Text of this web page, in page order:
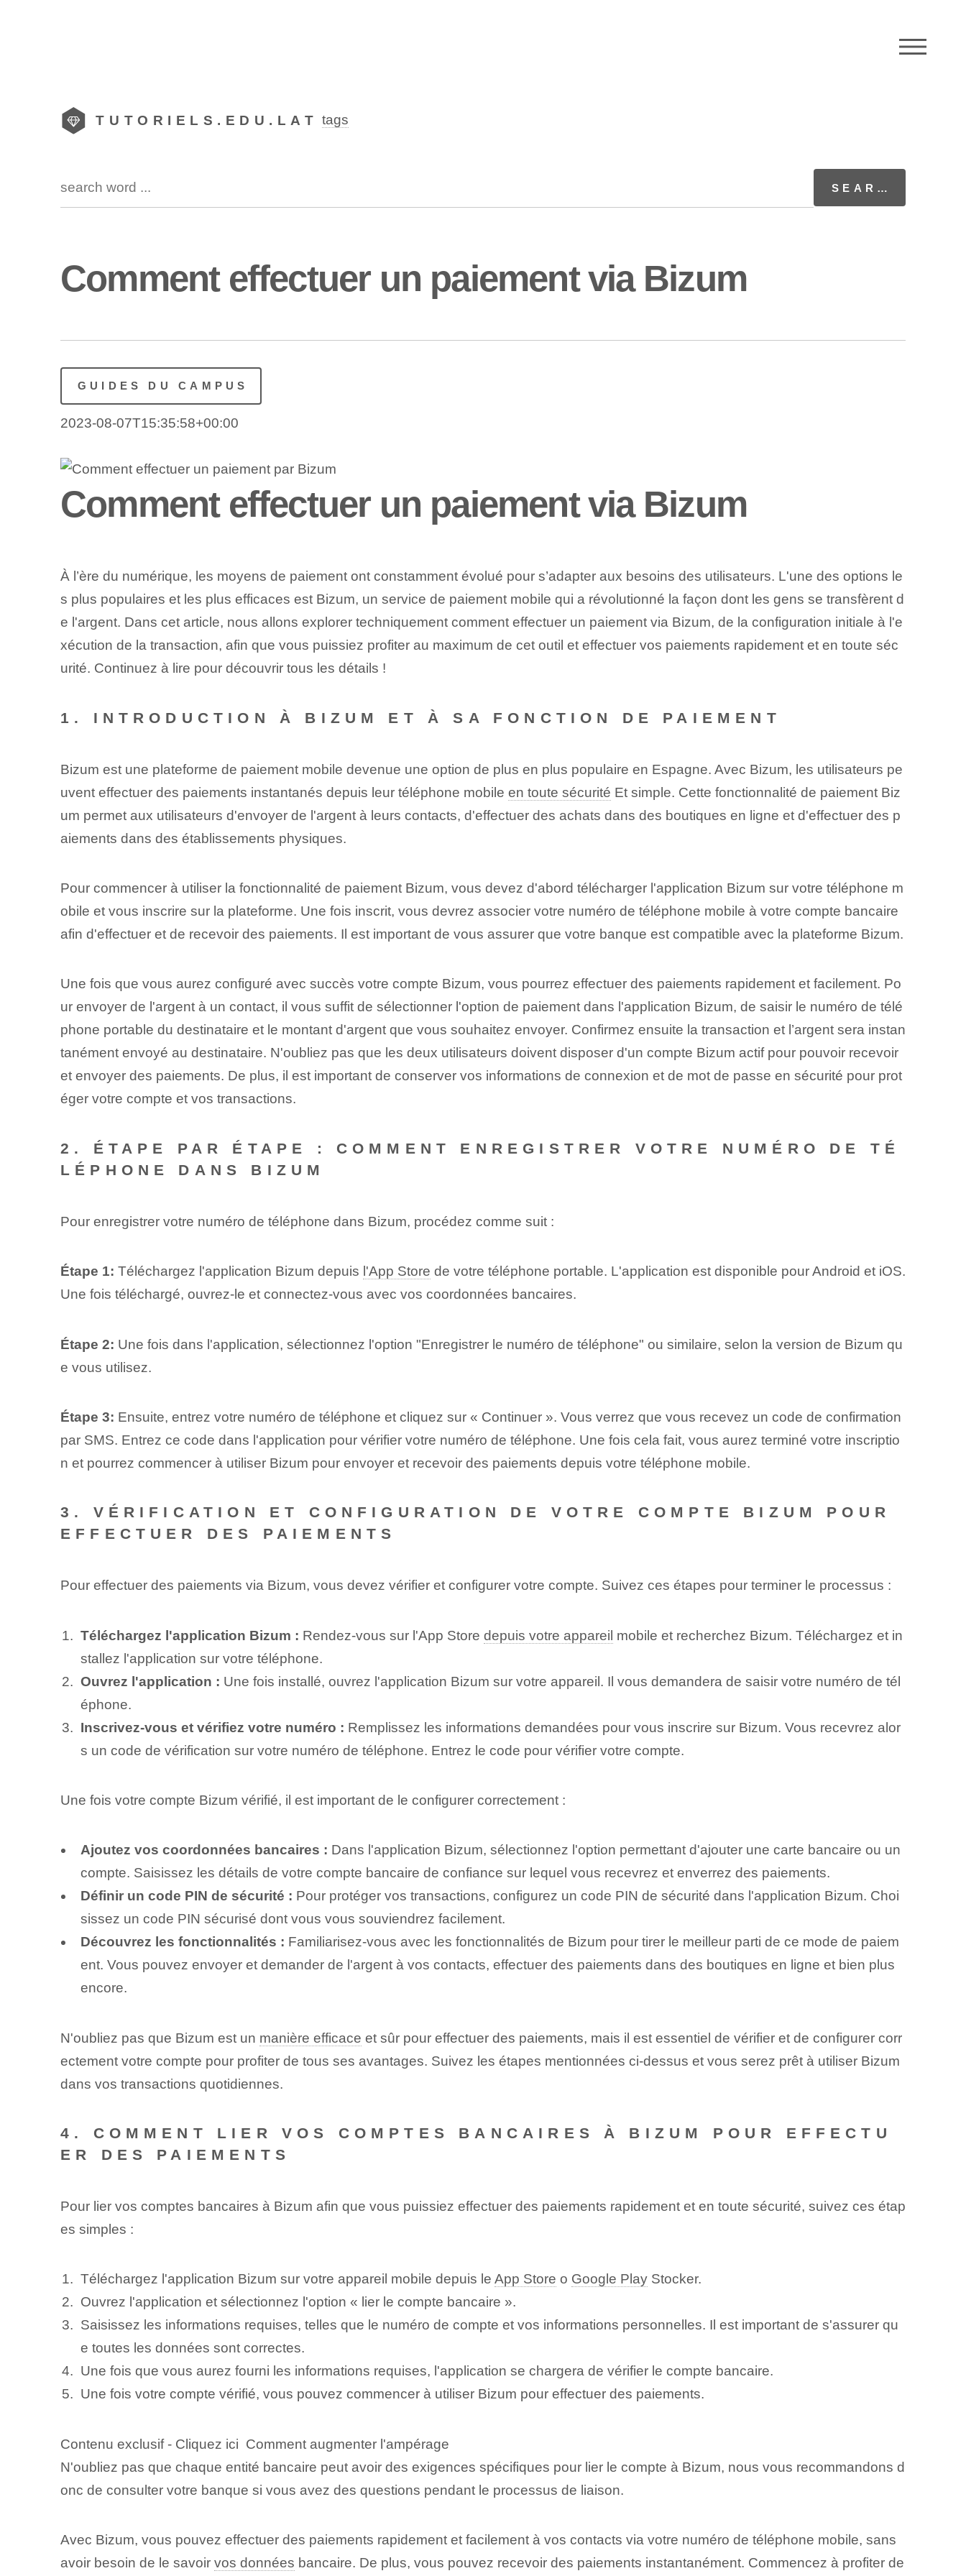
TUTORIELS.EDU.LAT tags
Comment effectuer un paiement via Bizum
GUIDES DU CAMPUS
2023-08-07T15:35:58+00:00
Comment effectuer un paiement via Bizum
À l’ère du numérique, les moyens de paiement ont constamment évolué pour s’adapter aux besoins des utilisateurs. L'une des options le
s plus populaires et les plus efficaces est Bizum, un service de paiement mobile qui a révolutionné la façon dont les gens se transfèrent d
e l'argent. Dans cet article, nous allons explorer techniquement comment effectuer un paiement via Bizum, de la configuration initiale à l'e
xécution de la transaction, afin que vous puissiez profiter au maximum de cet outil et effectuer vos paiements rapidement et en toute séc
urité. Continuez à lire pour découvrir tous les détails !
1. INTRODUCTION À BIZUM ET À SA FONCTION DE PAIEMENT
Bizum est une plateforme de paiement mobile devenue une option de plus en plus populaire en Espagne. Avec Bizum, les utilisateurs pe
uvent effectuer des paiements instantanés depuis leur téléphone mobile en toute sécurité Et simple. Cette fonctionnalité de paiement Biz
um permet aux utilisateurs d'envoyer de l'argent à leurs contacts, d'effectuer des achats dans des boutiques en ligne et d'effectuer des p
aiements dans des établissements physiques.
Pour commencer à utiliser la fonctionnalité de paiement Bizum, vous devez d'abord télécharger l'application Bizum sur votre téléphone m
obile et vous inscrire sur la plateforme. Une fois inscrit, vous devrez associer votre numéro de téléphone mobile à votre compte bancaire
afin d'effectuer et de recevoir des paiements. Il est important de vous assurer que votre banque est compatible avec la plateforme Bizum.
Une fois que vous aurez configuré avec succès votre compte Bizum, vous pourrez effectuer des paiements rapidement et facilement. Po
ur envoyer de l'argent à un contact, il vous suffit de sélectionner l'option de paiement dans l'application Bizum, de saisir le numéro de télé
phone portable du destinataire et le montant d'argent que vous souhaitez envoyer. Confirmez ensuite la transaction et l’argent sera instan
tanément envoyé au destinataire. N'oubliez pas que les deux utilisateurs doivent disposer d'un compte Bizum actif pour pouvoir recevoir
et envoyer des paiements. De plus, il est important de conserver vos informations de connexion et de mot de passe en sécurité pour prot
éger votre compte et vos transactions.
2. ÉTAPE PAR ÉTAPE : COMMENT ENREGISTRER VOTRE NUMÉRO DE TÉ
LÉPHONE DANS BIZUM
Pour enregistrer votre numéro de téléphone dans Bizum, procédez comme suit :
Étape 1: Téléchargez l'application Bizum depuis l'App Store de votre téléphone portable. L'application est disponible pour Android et iOS.
Une fois téléchargé, ouvrez-le et connectez-vous avec vos coordonnées bancaires.
Étape 2: Une fois dans l'application, sélectionnez l'option "Enregistrer le numéro de téléphone" ou similaire, selon la version de Bizum qu
e vous utilisez.
Étape 3: Ensuite, entrez votre numéro de téléphone et cliquez sur « Continuer ». Vous verrez que vous recevez un code de confirmation
par SMS. Entrez ce code dans l'application pour vérifier votre numéro de téléphone. Une fois cela fait, vous aurez terminé votre inscriptio
n et pourrez commencer à utiliser Bizum pour envoyer et recevoir des paiements depuis votre téléphone mobile.
3. VÉRIFICATION ET CONFIGURATION DE VOTRE COMPTE BIZUM POUR
EFFECTUER DES PAIEMENTS
Pour effectuer des paiements via Bizum, vous devez vérifier et configurer votre compte. Suivez ces étapes pour terminer le processus :
Téléchargez l'application Bizum : Rendez-vous sur l'App Store depuis votre appareil mobile et recherchez Bizum. Téléchargez et in
stallez l'application sur votre téléphone.
Ouvrez l'application : Une fois installé, ouvrez l'application Bizum sur votre appareil. Il vous demandera de saisir votre numéro de tél
éphone.
Inscrivez-vous et vérifiez votre numéro : Remplissez les informations demandées pour vous inscrire sur Bizum. Vous recevrez alor
s un code de vérification sur votre numéro de téléphone. Entrez le code pour vérifier votre compte.
Une fois votre compte Bizum vérifié, il est important de le configurer correctement :
Ajoutez vos coordonnées bancaires : Dans l'application Bizum, sélectionnez l'option permettant d'ajouter une carte bancaire ou un
compte. Saisissez les détails de votre compte bancaire de confiance sur lequel vous recevrez et enverrez des paiements.
Définir un code PIN de sécurité : Pour protéger vos transactions, configurez un code PIN de sécurité dans l'application Bizum. Choi
sissez un code PIN sécurisé dont vous vous souviendrez facilement.
Découvrez les fonctionnalités : Familiarisez-vous avec les fonctionnalités de Bizum pour tirer le meilleur parti de ce mode de paiem
ent. Vous pouvez envoyer et demander de l'argent à vos contacts, effectuer des paiements dans des boutiques en ligne et bien plus
encore.
N'oubliez pas que Bizum est un manière efficace et sûr pour effectuer des paiements, mais il est essentiel de vérifier et de configurer corr
ectement votre compte pour profiter de tous ses avantages. Suivez les étapes mentionnées ci-dessus et vous serez prêt à utiliser Bizum
dans vos transactions quotidiennes.
4. COMMENT LIER VOS COMPTES BANCAIRES À BIZUM POUR EFFECTU
ER DES PAIEMENTS
Pour lier vos comptes bancaires à Bizum afin que vous puissiez effectuer des paiements rapidement et en toute sécurité, suivez ces étap
es simples :
Téléchargez l'application Bizum sur votre appareil mobile depuis le App Store o Google PlayStocker.
Ouvrez l'application et sélectionnez l'option « lier le compte bancaire ».
Saisissez les informations requises, telles que le numéro de compte et vos informations personnelles. Il est important de s'assurer qu
e toutes les données sont correctes.
Une fois que vous aurez fourni les informations requises, l'application se chargera de vérifier le compte bancaire.
Une fois votre compte vérifié, vous pouvez commencer à utiliser Bizum pour effectuer des paiements.
Contenu exclusif - Cliquez ici Comment augmenter l'ampérage
N'oubliez pas que chaque entité bancaire peut avoir des exigences spécifiques pour lier le compte à Bizum, nous vous recommandons d
onc de consulter votre banque si vous avez des questions pendant le processus de liaison.
Avec Bizum, vous pouvez effectuer des paiements rapidement et facilement à vos contacts via votre numéro de téléphone mobile, sans
avoir besoin de le savoir vos données bancaire. De plus, vous pouvez recevoir des paiements instantanément. Commencez à profiter de